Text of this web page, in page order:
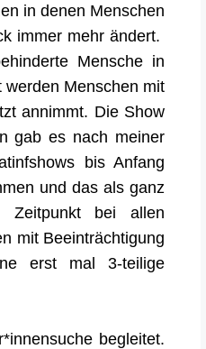
in denen Menschen
immer mehr ändert.
Mensche in
Menschen mit
annimmt. Die Show
gab es nach meiner
bis Anfang
und das als ganz
Zeitpunktbei allen
mit Beeinträchtigung
erst mal 3-teilige
begleitet.